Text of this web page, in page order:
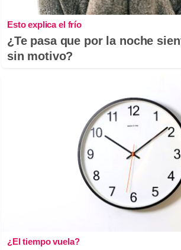
Esto explica el frío
¿Te pasa que por la noche
sin motivo?
¿El tiempo vuela?